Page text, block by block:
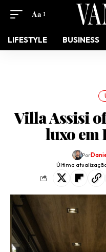
Aa
LIFESTYLE BUSINESS
Villa Assisi
luxo em
Última
Por